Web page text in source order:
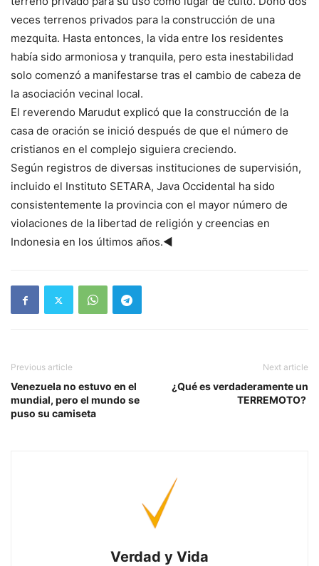
veces terrenos privados para la construcción de una
mezquita. Hasta entonces, la vida entre los residentes
había sido armoniosa y tranquila, pero esta inestabilidad
solo comenzó a manifestarse tras el cambio de cabeza de
la asociación vecinal local.
El reverendo Marudut explicó que la construcción de la
casa de oración se inició después de que el número de
cristianos en el complejo siguiera creciendo.
Según registros de diversas instituciones de supervisión,
incluido el Instituto SETARA, Java Occidental ha sido
consistentemente la provincia con el mayor número de
violaciones de la libertad de religión y creencias en
Indonesia en los últimos años.◄
Previous article
Venezuela no estuvo en el
mundial, pero el mundo se
puso su camiseta
Next article
¿Qué es verdaderamente un
TERREMOTO?
Verdad y Vida